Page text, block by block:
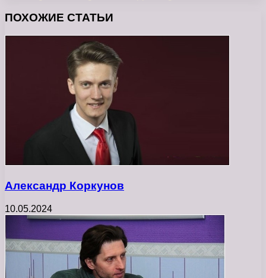
ПОХОЖИЕ СТАТЬИ
Александр Коркунов
10.05.2024